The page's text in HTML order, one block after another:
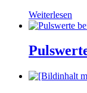
Weiterlesen